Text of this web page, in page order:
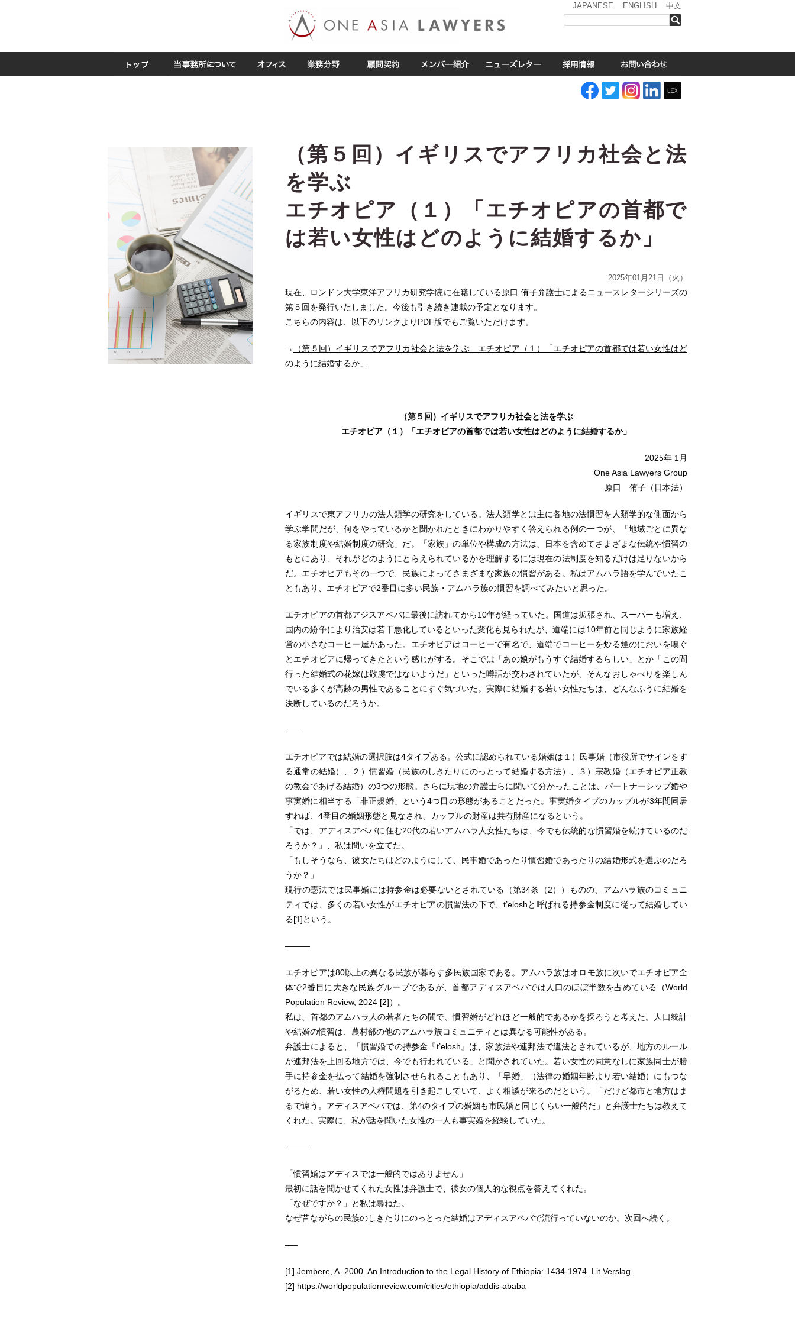
JAPANESE ENGLISH 中文
（第５回）イギリスでアフリカ社会と法
を学ぶ
エチオピア（１）「エチオピアの首都で
は若い女性はどのように結婚するか」
2025年01月21日（火）
現在、ロンドン大学東洋アフリカ研究学院に在籍している原口 侑子弁護士によるニュースレターシリーズの
第５回を発行いたしました。今後も引き続き連載の予定となります。
こちらの内容は、以下のリンクよりPDF版でもご覧いただけます。
→
（第５回）イギリスでアフリカ社会と法を学ぶ エチオピア（１）「エチオピアの首都では若い女性はど
のように結婚するか」
（第５ 回）イギリスでアフリカ社会と法を学ぶ
エチオピア（１）「エチオピアの首都では若い女性はどのように結婚するか」
2025年 1月
One Asia Lawyers Group
原口 侑子（日本法）
イギリスで東アフリカの法人類学の研究をしている。法人類学とは主に各地の法慣習を人類学的な側面から
学ぶ学問だが、何をやっているかと聞かれたときにわかりやすく答えられる例の一つが、「地域ごとに異な
る家族制度や結婚制度の研究」だ。「家族」の単位や構成の方法は、日本を含めてさまざまな伝統や慣習の
もとにあり、それがどのようにとらえられているかを理解するには現在の法制度を知るだけは足りないから
だ。エチオピアもその一つで、民族によってさまざまな家族の慣習がある。私はアムハラ語を学んでいたこ
ともあり、エチオピアで2番目に多い民族・アムハラ族の慣習を調べてみたいと思った。
エチオピアの首都アジスアベバに最後に訪れてから10年が経っていた。国道は拡張され、スーパーも増え、
国内の紛争により治安は若干悪化しているといった変化も見られたが、道端には10年前と同じように家族経
営の小さなコーヒー屋があった。エチオピアはコーヒーで有名で、道端でコーヒーを炒る煙のにおいを嗅ぐ
とエチオピアに帰ってきたという感じがする。そこでは「あの娘がもうすぐ結婚するらしい」とか「この間
行った結婚式の花嫁は敬虔ではないようだ」といった噂話が交わされていたが、そんなおしゃべりを楽しん
でいる多くが高齢の男性であることにすぐ気づいた。実際に結婚する若い女性たちは、どんなふうに結婚を
決断しているのだろうか。
――
エチオピアでは結婚の選択肢は4タイプある。公式に認められている婚姻は１）民事婚（市役所でサインをす
る通常の結婚）、２）慣習婚（民族のしきたりにのっとって結婚する方法）、３）宗教婚（エチオピア正教
の教会であげる結婚）の3つの形態。さらに現地の弁護士らに聞いて分かったことは、パートナーシップ婚や
事実婚に相当する「非正規婚」という4つ目の形態があることだった。事実婚タイプのカップルが3年間同居
すれば、4番目の婚姻形態と見なされ、カップルの財産は共有財産になるという。
「では、アディスアベバに住む20代の若いアムハラ人女性たちは、今でも伝統的な慣習婚を続けているのだ
ろうか？」、私は問いを立てた。
「もしそうなら、彼女たちはどのようにして、民事婚であったり慣習婚であったりの結婚形式を選ぶのだろ
うか？」
現行の憲法では民事婚には持参金は必要ないとされている（第34条（2））ものの、アムハラ族のコミュニ
ティでは、多くの若い女性がエチオピアの慣習法の下で、t’eloshと呼ばれる持参金制度に従って結婚してい
る[1]という。
―――
エチオピアは80以上の異なる民族が暮らす多民族国家である。アムハラ族はオロモ族に次いでエチオピア全
体で2番目に大きな民族グループであるが、首都アディスアベバでは人口のほぼ半数を占めている（World
Population Review, 2024 [2]）。
私は、首都のアムハラ人の若者たちの間で、慣習婚がどれほど一般的であるかを探ろうと考えた。人口統計
や結婚の慣習は、農村部の他のアムハラ族コミュニティとは異なる可能性がある。
弁護士によると、「慣習婚での持参金『t’elosh』は、家族法や連邦法で違法とされているが、地方のルール
が連邦法を上回る地方では、今でも行われている」と聞かされていた。若い女性の同意なしに家族同士が勝
手に持参金を払って結婚を強制させられることもあり、「早婚」（法律の婚姻年齢より若い結婚）にもつな
がるため、若い女性の人権問題を引き起こしていて、よく相談が来るのだという。「だけど都市と地方はま
るで違う。アディスアベバでは、第4のタイプの婚姻も市民婚と同じくらい一般的だ」と弁護士たちは教えて
くれた。実際に、私が話を聞いた女性の一人も事実婚を経験していた。
―――
「慣習婚はアディスでは一般的ではありません」
最初に話を聞かせてくれた女性は弁護士で、彼女の個人的な視点を答えてくれた。
「なぜですか？」と私は尋ねた。
なぜ昔ながらの民族のしきたりにのっとった結婚はアディスアベバで流行っていないのか。次回へ続く。
—–
[1] Jembere, A. 2000. An Introduction to the Legal History of Ethiopia: 1434-1974. Lit Verslag.
[2] https://worldpopulationreview.com/cities/ethiopia/addis-ababa